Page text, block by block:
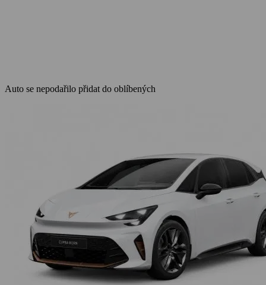
Auto se nepodařilo přidat do oblíbených